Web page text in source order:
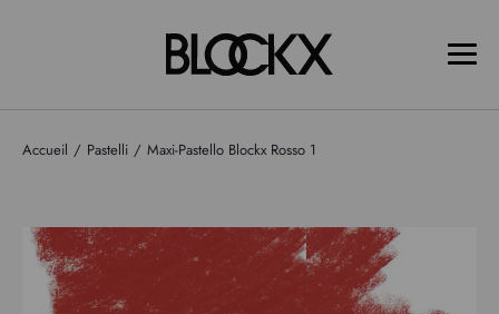
Accueil Pastelli Maxi-Pastello Blockx Rosso 1